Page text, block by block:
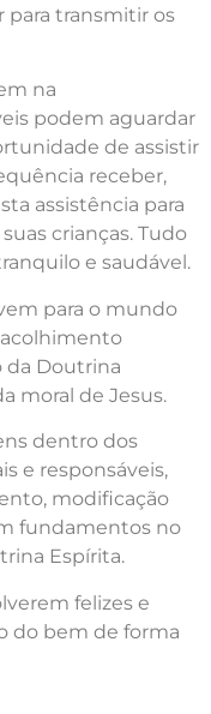
para transmitir os
na
podem aguardar
de assistir
receber,
assistência para
crianças. Tudo
e saudável.
para o mundo
da Doutrina
moral de Jesus.
dentro dos
e responsáveis,
modificação
fundamentos no
Espírita.
felizes e
do bem de forma